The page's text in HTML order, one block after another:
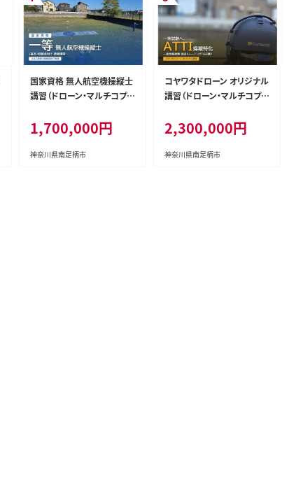
国家資格 無人航空機操縦士
講習（ドローン・マルチコプタ
（基本） 経験者向け【 習い事
資格 利用券 神奈川県 南足
柄市 】
1,700,000円
神奈川県南足柄市
コヤワタドローン オリジナル
講習（ドローン・マルチコプタ
特化トレーニング 二等取得
者向け（5日間）【 習い事 資
格 利用券 神奈川県 南足柄
2,300,000円
神奈川県南足柄市